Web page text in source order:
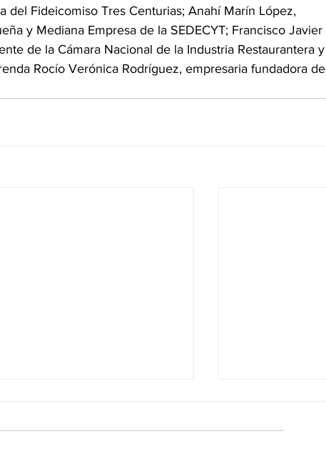
del Fideicomiso Tres Centurias; Anahí Marín López,
y Mediana Empresa de la SEDECYT; Francisco Javier
de la Cámara Nacional de la Industria Restaurantera y
Rocío Verónica Rodríguez, empresaria fundadora de